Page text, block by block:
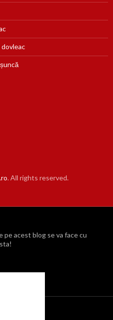
dovleac
. All rights reserved.
pe acest blog se va face cu